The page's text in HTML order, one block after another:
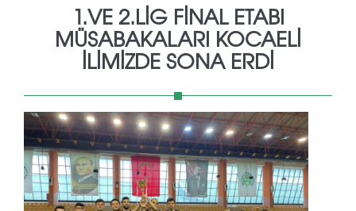
1.VE 2.LİG FİNAL ETABI
MÜSABAKALARI KOCAELİ
İLİMİZDE SONA ERDİ